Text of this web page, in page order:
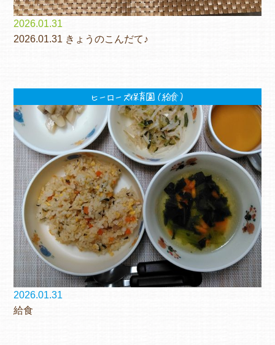
在園児保護者の方へ
採用情報
よくあるご質問
ヒーローズ保育園
ヒーローズきっず園田
ヒーローズにしのみや保育園
ヒーローズ旭保育園
2026.01.31
2026.01.31 きょうのこんだて♪
ヒーローズ保育園（給食）
2026.01.31
給食